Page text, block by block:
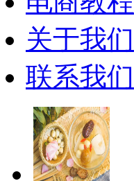
关于我们
联系我们